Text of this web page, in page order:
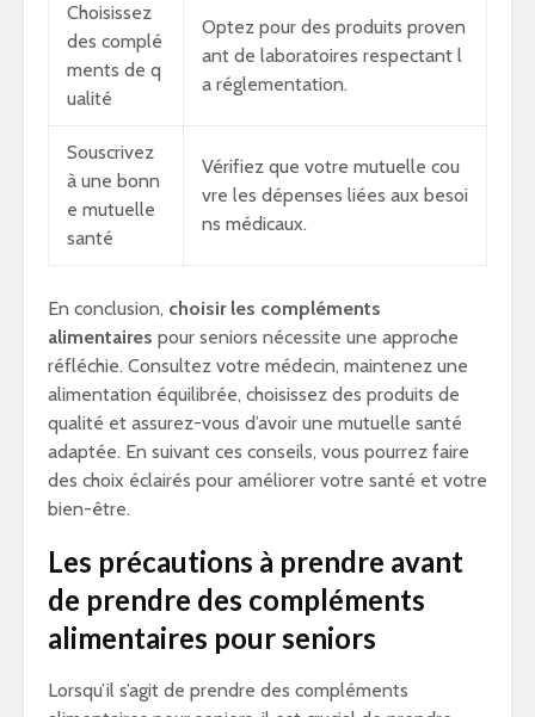
Choisissez
des complé
ments de q
ualité
Optez pour des produits proven
ant de laboratoires respectant l
a réglementation.
Souscrivez
à une bonn
e mutuelle
santé
Vérifiez que votre mutuelle cou
vre les dépenses liées aux besoi
ns médicaux.
En conclusion, choisir les compléments
alimentaires pour seniors nécessite une approche
réfléchie. Consultez votre médecin, maintenez une
alimentation équilibrée, choisissez des produits de
qualité et assurez-vous d’avoir une mutuelle santé
adaptée. En suivant ces conseils, vous pourrez faire
des choix éclairés pour améliorer votre santé et votre
bien-être.
Les précautions à prendre avant
de prendre des compléments
alimentaires pour seniors
Lorsqu’il s’agit de prendre des compléments